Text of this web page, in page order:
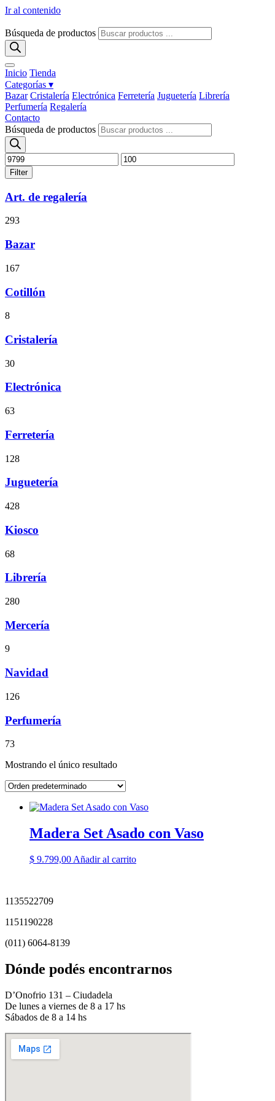
Ir al contenido
Búsqueda de productos
Inicio Tienda
Categorías ▾
Bazar Cristalería Electrónica Ferretería Juguetería Librería
Perfumería Regalería
Contacto
Búsqueda de productos
Filter
Art. de regalería
293
Bazar
167
Cotillón
8
Cristalería
30
Electrónica
63
Ferretería
128
Juguetería
428
Kiosco
68
Librería
280
Mercería
9
Navidad
126
Perfumería
73
Mostrando el único resultado
Madera Set Asado con Vaso
$ 9.799,00 Añadir al carrito
1135522709
1151190228
(011) 6064-8139
Dónde podés encontrarnos
D’Onofrio 131 – Ciudadela
De lunes a viernes de 8 a 17 hs
Sábados de 8 a 14 hs